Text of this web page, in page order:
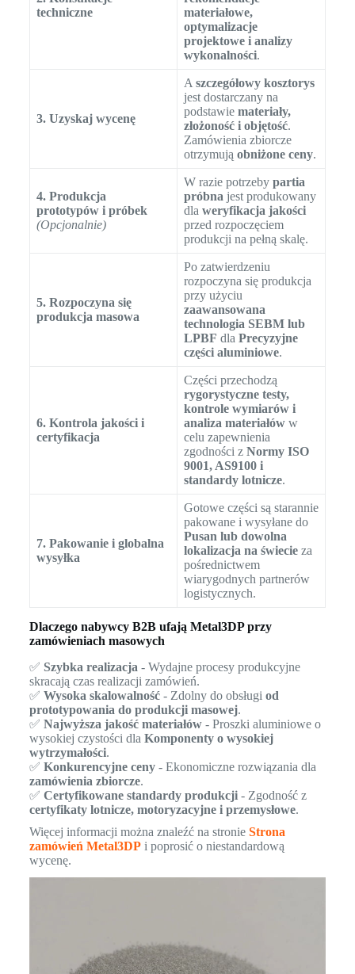
techniczne
materiałowe,
optymalizacje
projektowe i analizy
wykonalności.
3. Uzyskaj wycenę
A szczegółowy kosztorys
jest dostarczany na
podstawie materiały,
złożoność i objętość.
Zamówienia zbiorcze
otrzymują obniżone ceny.
4. Produkcja
prototypów i próbek
(Opcjonalnie)
W razie potrzeby partia
próbna jest produkowany
dla weryfikacja jakości
przed rozpoczęciem
produkcji na pełną skalę.
5. Rozpoczyna się
produkcja masowa
Po zatwierdzeniu
rozpoczyna się produkcja
przy użyciu
zaawansowana
technologia SEBM lub
LPBF dla Precyzyjne
części aluminiowe.
6. Kontrola jakości i
certyfikacja
Części przechodzą
rygorystyczne testy,
kontrole wymiarów i
analiza materiałóww
celu zapewnienia
zgodności z Normy ISO
9001, AS9100 i
standardy lotnicze.
7. Pakowanie i globalna
wysyłka
Gotowe części są starannie
pakowane i wysyłane do
Pusan lub dowolna
lokalizacja na świecieza
pośrednictwem
wiarygodnych partnerów
logistycznych.
Dlaczego nabywcy B2B ufają Metal3DP przy
zamówieniach masowych
✅ Szybka realizacja - Wydajne procesy produkcyjne
skracają czas realizacji zamówień.
✅ Wysoka skalowalność- Zdolny do obsługi od
prototypowania do produkcji masowej.
✅ Najwyższa jakość materiałów- Proszki aluminiowe o
wysokiej czystości dla Komponenty o wysokiej
wytrzymałości.
✅ Konkurencyjne ceny- Ekonomiczne rozwiązania dla
zamówienia zbiorcze.
✅ Certyfikowane standardy produkcji- Zgodność z
certyfikaty lotnicze, motoryzacyjne i przemysłowe.
Więcej informacji można znaleźć na stronie Strona
zamówień Metal3DPi poprosić o niestandardową
wycenę.